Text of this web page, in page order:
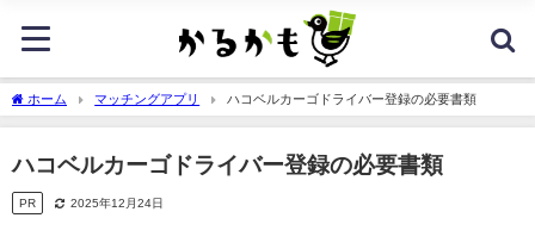
ホーム マッチングアプリ ハコベルカーゴドライバー登録の必要書類
ハコベルカーゴドライバー登録の必要書類
PR 2025年12月24日